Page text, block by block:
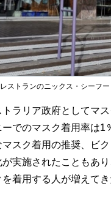
ストランのニックス・シーフ
ラリア政府としてマス
でのマスク着用率は1
スク着用の推奨、ビ
が実施されたこともあ
着用する人が増えてき